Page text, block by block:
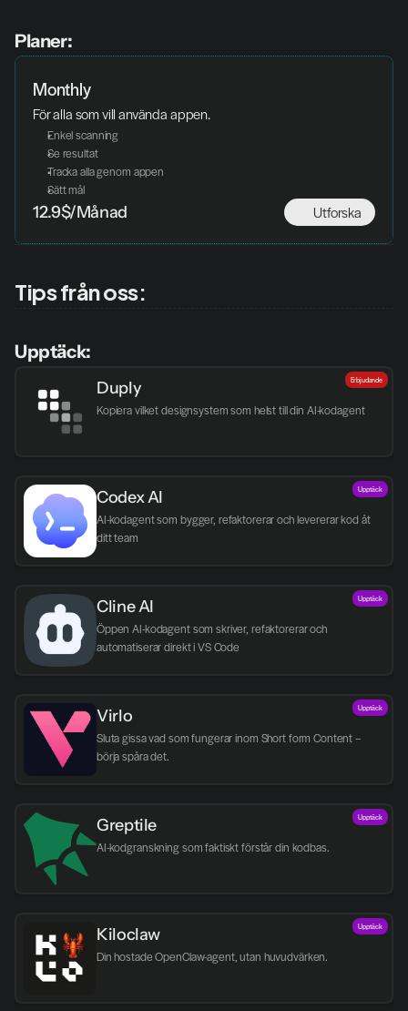
Planer:
Monthly
För alla som vill använda appen.
Enkel scanning
Se resultat
Tracka alla genom appen
Sätt mål
Utforska
12.9$/Månad
Tips från oss:
Upptäck:
Duply
Kopiera vilket designsystem som helst till din AI-kodagent
Erbjudande
Codex AI
AI-kodagent som bygger, refaktorerar och levererar kod åt
ditt team
Upptäck
Cline AI
Öppen AI-kodagent som skriver, refaktorerar och
automatiserar direkt i VS Code
Upptäck
Virlo
Sluta gissa vad som fungerar inom Short form Content –
börja spåra det.
Upptäck
Greptile
AI-kodgranskning som faktiskt förstår din kodbas.
Upptäck
Kiloclaw
Din hostade OpenClaw-agent, utan huvudvärken.
Upptäck